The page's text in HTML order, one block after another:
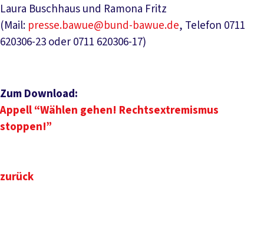
Laura Buschhaus und Ramona Fritz
(Mail: presse.bawue@bund-bawue.de, Telefon 0711
620306-23 oder 0711 620306-17)
Zum Download:
Appell “Wählen gehen! Rechtsextremismus
stoppen!”
zurück